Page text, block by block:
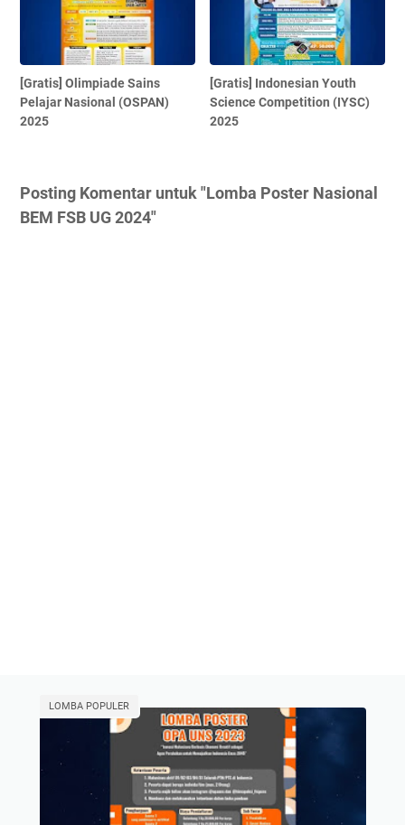
[Gratis] Olimpiade Sains
Pelajar Nasional (OSPAN)
2025
[Gratis] Indonesian Youth
Science Competition (IYSC)
2025
Posting Komentar untuk "Lomba Poster Nasional
BEM FSB UG 2024"
LOMBA POPULER